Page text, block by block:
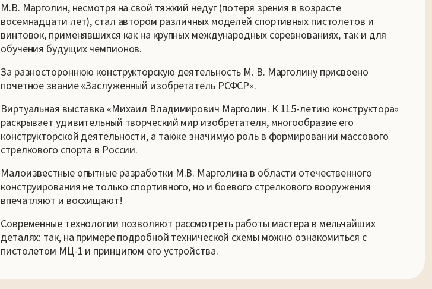
М.В. Марголин, несмотря на свой тяжкий недуг (потеря зрения в возрасте
восемнадцати лет), стал автором различных моделей спортивных пистолетов и
винтовок, применявшихся как на крупных международных соревнованиях, так и для
обучения будущих чемпионов.
За разностороннюю конструкторскую деятельность М. В. Марголину присвоено
почетное звание «Заслуженный изобретатель РСФСР».
Виртуальная выставка «Михаил Владимирович Марголин. К 115-летию конструктора»
раскрывает удивительный творческий мир изобретателя, многообразие его
конструкторской деятельности, а также значимую роль в формировании массового
стрелкового спорта в России.
Малоизвестные опытные разработки М.В. Марголина в области отечественного
конструирования не только спортивного, но и боевого стрелкового вооружения
впечатляют и восхищают!
Современные технологии позволяют рассмотреть работы мастера в мельчайших
деталях: так, на примере подробной технической схемы можно ознакомиться с
пистолетом МЦ-1 и принципом его устройства.